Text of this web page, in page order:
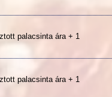
palacsinta ára + 1
palacsinta ára + 1